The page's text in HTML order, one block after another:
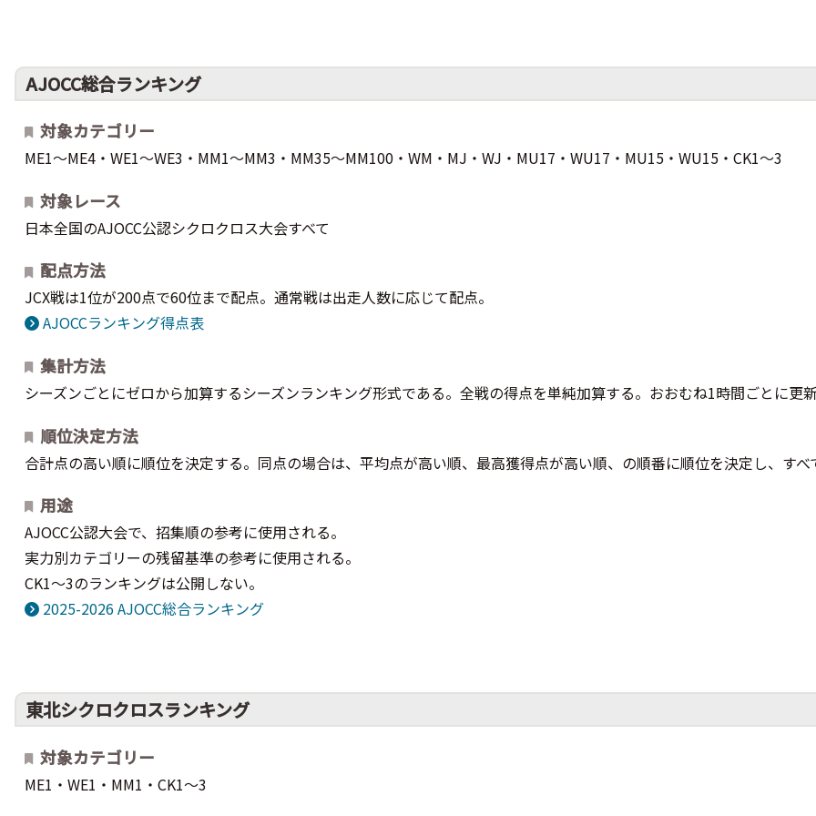
AJOCC総合ランキング
対象カテゴリー
ME1～ME4・WE1～WE3・MM1～MM3・MM35～MM100・WM・MJ・WJ・MU17・WU17・MU15・WU15・CK1～3
対象レース
日本全国のAJOCC公認シクロクロス大会すべて
配点方法
JCX戦は1位が200点で60位まで配点。通常戦は出走人数に応じて配点。
AJOCCランキング得点表
集計方法
シーズンごとにゼロから加算するシーズンランキング形式である。全戦の得点を単純加算する。おおむね1時間ごとに更新
順位決定方法
合計点の高い順に順位を決定する。同点の場合は、平均点が高い順、最高獲得点が高い順、の順番に順位を決定し、すべ
用途
AJOCC公認大会で、招集順の参考に使用される。
実力別カテゴリーの残留基準の参考に使用される。
CK1～3のランキングは公開しない。
2025-2026 AJOCC総合ランキング
東北シクロクロスランキング
対象カテゴリー
ME1・WE1・MM1・CK1～3